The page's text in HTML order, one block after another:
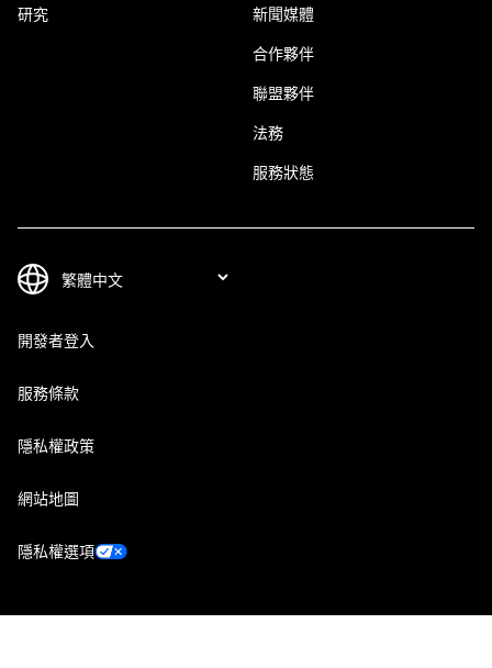
研究 新聞媒體
合作夥伴
聯盟夥伴
法務
服務狀態
開發者登入
服務條款
隱私權政策
網站地圖
隱私權選項